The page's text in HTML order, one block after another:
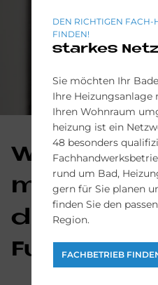
mit
der
Funk­ti­on
DEN RICHTIGEN FACH-
FINDEN!
starkes
Sie möchten Ihr
Ihre Heizungsanlage
Ihren Wohnraum
heizung ist ein
48 besonders
rund um Bad,
gern für Sie planen
finden Sie den
Region.
FACHBETRIEB